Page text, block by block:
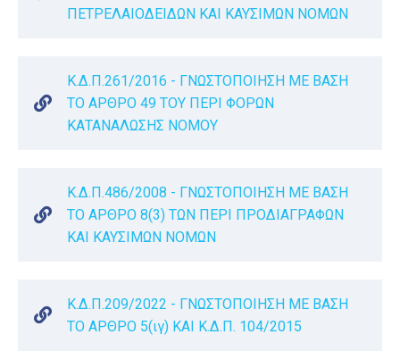
ΠΕΤΡΕΛΑΙΟΔΕΙΔΩΝ ΚΑΙ ΚΑΥΣΙΜΩΝ ΝΟΜΩΝ
Κ.Δ.Π.261/2016 - ΓΝΩΣΤΟΠΟΙΗΣΗ ΜΕ ΒΑΣΗ
ΤΟ ΑΡΘΡΟ 49 ΤΟΥ ΠΕΡΙ ΦΟΡΩΝ
ΚΑΤΑΝΑΛΩΣΗΣ ΝΟΜΟΥ
Κ.Δ.Π.486/2008 - ΓΝΩΣΤΟΠΟΙΗΣΗ ΜΕ ΒΑΣΗ
ΤΟ ΑΡΘΡΟ 8(3) ΤΩΝ ΠΕΡΙ ΠΡΟΔΙΑΓΡΑΦΩΝ
ΚΑΙ ΚΑΥΣΙΜΩΝ ΝΟΜΩΝ
Κ.Δ.Π.209/2022 - ΓΝΩΣΤΟΠΟΙΗΣΗ ΜΕ ΒΑΣΗ
ΤΟ ΑΡΘΡΟ 5(ιγ) ΚΑΙ Κ.Δ.Π. 104/2015